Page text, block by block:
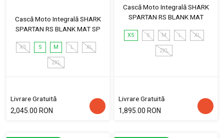
Cască Moto Integrală SHARK
SPARTAN RS BLANK MAT SP
XS S M L XL
2XL
Livrare Gratuită
2,045.00 RON
Cască Moto Integrală SHARK
SPARTAN RS BLANK MAT
XS S M L XL
2XL
Livrare Gratuită
1,895.00 RON